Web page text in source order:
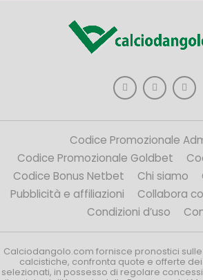
Codice Promozionale
Codice Promozionale Goldbet
Codice Bonus Netbet
Chi siamo
Pubblicità e affiliazioni
Collabora
Condizioni d’uso
Calciodangolo.com fornisce pronostici
calcistiche, confronta quote e offerte
selezionati, in possesso di regolare